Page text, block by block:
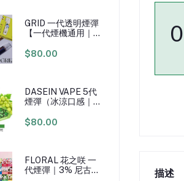
GRID 一代透明煙彈
【一代煙機通用｜煙
2.5ml大容量】
$80.00
DASEIN VAPE 5代
煙彈（冰涼口感｜適
機｜3顆裝）
$80.00
FLORAL 花之咲 一
代煙彈｜3% 尼古丁
0
描述